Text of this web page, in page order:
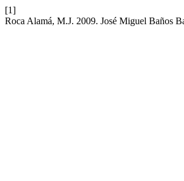
[1]
Roca Alamá, M.J. 2009. José Miguel Baños